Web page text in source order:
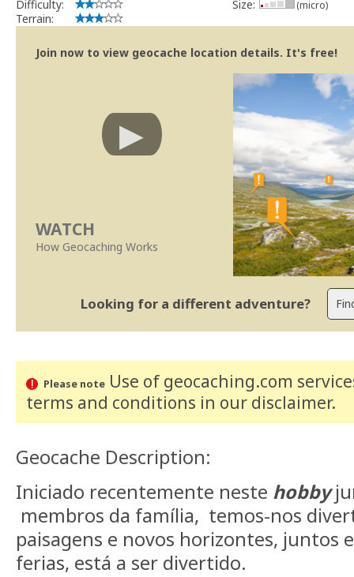
Difficulty:
Terrain:
Size: (micro)
Join now to view geocache location details. It's free!
WATCH
How Geocaching Works
Looking for a different adventure?
Please noteUse of geocaching.com
terms and conditions in our disclaimer.
Geocache Description:
Iniciado recentemente neste hobby
membros da família, temos-nos
paisagens e novos horizontes, juntos
ferias, está a ser divertido.